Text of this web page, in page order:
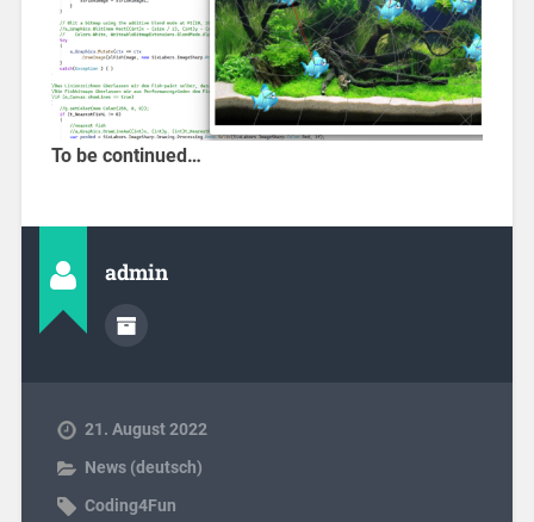
To be continued…
admin
21. August 2022
News (deutsch)
Coding4Fun